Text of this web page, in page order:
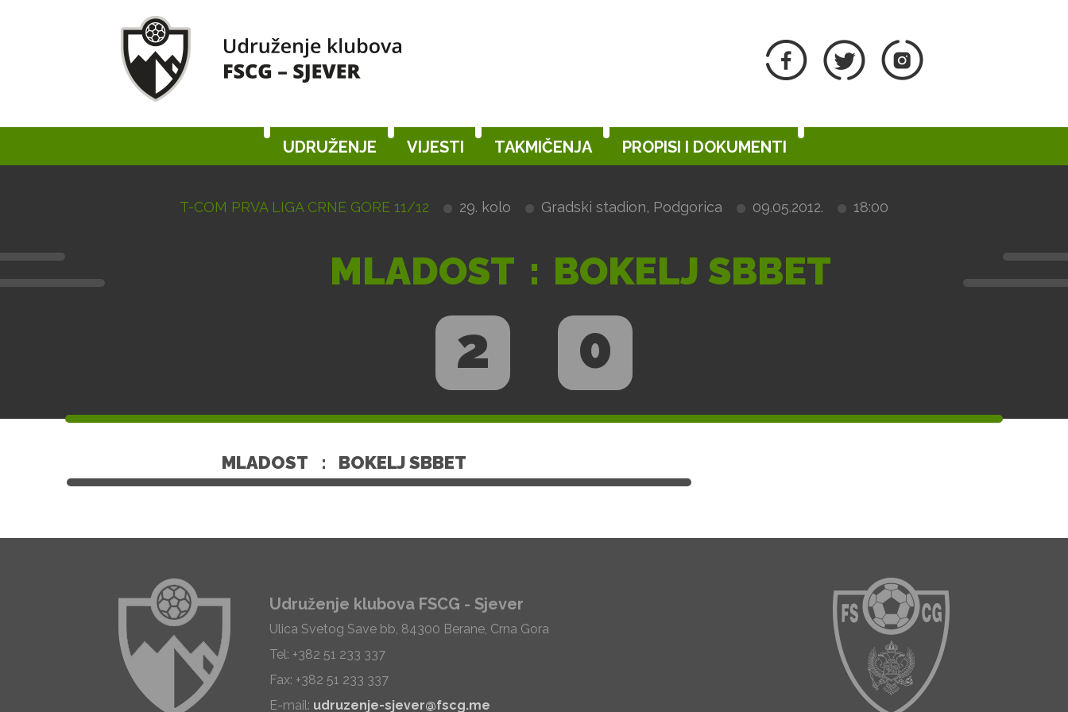
UDRUŽENJE VIJESTI TAKMIČENJA PROPISI I DOKUMENTI
T-COM PRVA LIGA CRNE GORE 11/12 29. kolo Gradski stadion, Podgorica 09.05.2012. 18:00
MLADOST : BOKELJ SBBET
2 0
MLADOST : BOKELJ SBBET
Udruženje klubova FSCG - Sjever
Ulica Svetog Save bb, 84300 Berane, Crna Gora
Tel: +382 51 233 337
Fax: +382 51 233 337
E-mail: udruzenje-sjever@fscg.me